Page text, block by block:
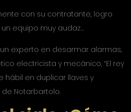
con su contratante, logro
equipo muy audaz…
un experto en desarmar alarmas,
electricista y mecánico, “El rey
hábil en duplicar llaves y
de Notarbartolo.